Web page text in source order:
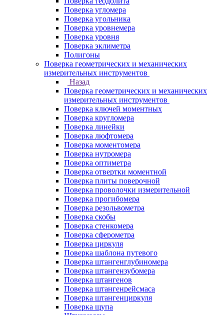
Поверка угломера
Поверка угольника
Поверка уровнемера
Поверка уровня
Поверка эклиметра
Полигоны
Поверка геометрических и механических
измерительных инструментов
Назад
Поверка геометрических и механических
измерительных инструментов
Поверка ключей моментных
Поверка кругломера
Поверка линейки
Поверка люфтомера
Поверка моментомера
Поверка нутромера
Поверка оптиметра
Поверка отвертки моментной
Поверка плиты поверочной
Поверка проволочки измерительной
Поверка прогибомера
Поверка резольвометра
Поверка скобы
Поверка стенкомера
Поверка сферометра
Поверка циркуля
Поверка шаблона путевого
Поверка штангенглубиномера
Поверка штангензубомера
Поверка штангенов
Поверка штангенрейсмаса
Поверка штангенциркуля
Поверка щупа